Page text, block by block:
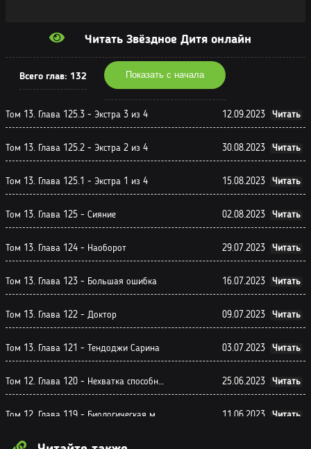
Читать Звёздное Дитя онлайн
Всего глав: 132 Показать с начала
11.06.2023 Читать
Том 12. Глава 120 - Нехватка способностей 25.06.2023 Читать
Том 13. Глава 121 - Тендоджи Сарина 03.07.2023 Читать
Том 13. Глава 122 - Доктор 09.07.2023 Читать
Том 13. Глава 123 - Большая ошибка 16.07.2023 Читать
Том 13. Глава 124 - Наоборот 29.07.2023 Читать
Том 13. Глава 125 - Сияние 02.08.2023 Читать
Том 13. Глава 125.1 - Экстра 1 из 4 15.08.2023 Читать
Том 13. Глава 125.2 - Экстра 2 из 4 30.08.2023 Читать
Том 13. Глава 125.3 - Экстра 3 из 4 12.09.2023 Читать